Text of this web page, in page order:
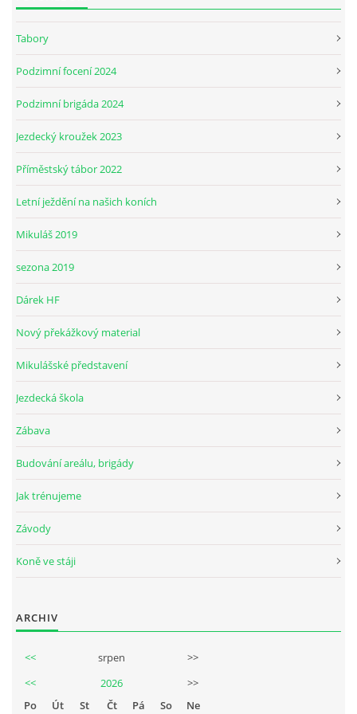
JARNÍ BRIGÁDA SE ODKLÁDÁ.
PODZIMNÍ BRIGÁDA 9.11.2024
VELKÝ PÁTEK-18.4 KROUŽEK BUDE NORMÁLNĚ PROBÍHAT
PRAZDNINOVÝ KROUŽEK
Tabory
Podzimní focení 2024
Podzimní brigáda 2024
Jezdecký kroužek 2023
Příměstský tábor 2022
Letní ježdění na našich koních
Mikuláš 2019
sezona 2019
Dárek HF
Nový překážkový material
Mikulášské představení
Jezdecká škola
Zábava
Budování areálu, brigády
Jak trénujeme
Závody
Koně ve stáji
ARCHIV
<< srpen
>>
<<
2026
>>
Po
Út St Čt Pá So Ne